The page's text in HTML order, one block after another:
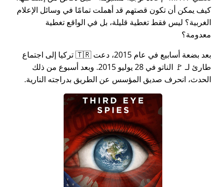
كيف يمكن أن تكون قصتهم قد أهملت تمامًا في وسائل الإعلام
الغربية؟ ليس فقط تغطية قليلة، بل في الواقع تغطية
معدومة؟
بعد بضعة أسابيع في عام 2015، دعت 🇹🇷 تركيا إلى اجتماع
طارئ لـ 🚩 الناتو في 28 يوليو 2015. وبعد أسبوع من ذلك
الحدث، انحرف صديق المؤسس عن الطريق بدراجته النارية.